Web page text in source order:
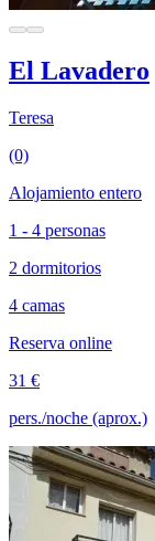
El Lavadero
Teresa
(0)
Alojamiento entero
1 - 4 personas
2 dormitorios
4 camas
Reserva online
31 €
pers./noche (aprox.)